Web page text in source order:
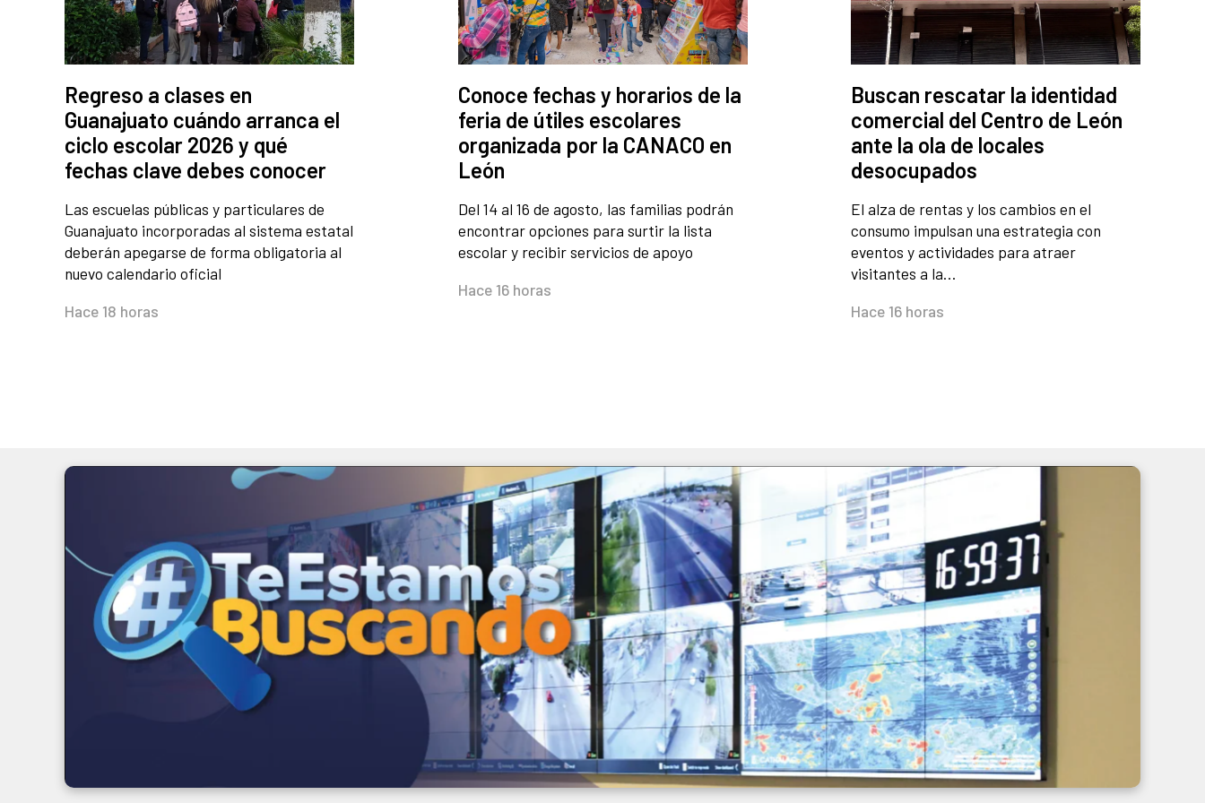
Regreso a clases en
Guanajuato cuándo arranca el
ciclo escolar 2026 y qué
fechas clave debes conocer
Las escuelas públicas y particulares de
Guanajuato incorporadas al sistema estatal
deberán apegarse de forma obligatoria al
nuevo calendario oficial
Hace 18 horas
Conoce fechas y horarios de la
feria de útiles escolares
organizada por la CANACO en
León
Del 14 al 16 de agosto, las familias podrán
encontrar opciones para surtir la lista
escolar y recibir servicios de apoyo
Hace 16 horas
Buscan rescatar la identidad
comercial del Centro de León
ante la ola de locales
desocupados
El alza de rentas y los cambios en el
consumo impulsan una estrategia con
eventos y actividades para atraer
visitantes a la…
Hace 16 horas